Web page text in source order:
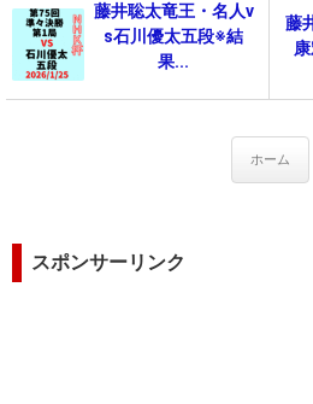
藤井聡太竜王・名人v
s石川優太五段※結
果...
藤
ホーム
スポンサーリンク